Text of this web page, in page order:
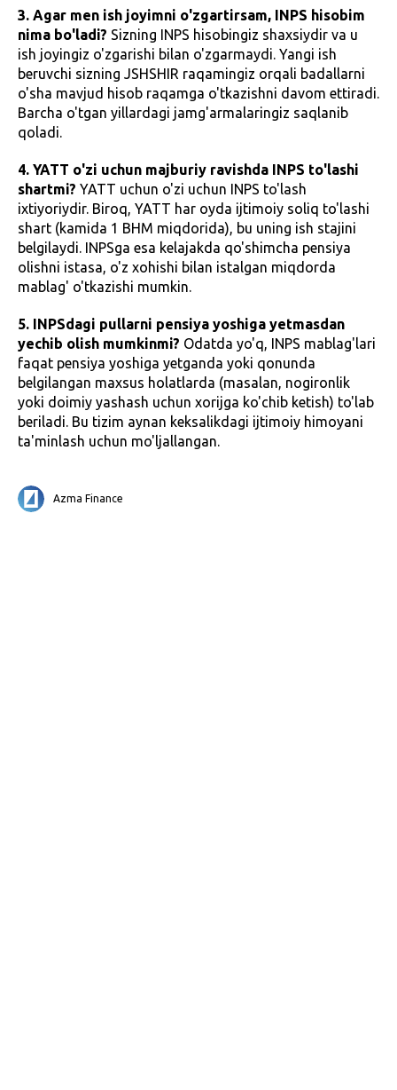
3. Agar men ish joyimni o'zgartirsam, INPS hisobim
nima bo'ladi? Sizning INPS hisobingiz shaxsiydir va u
ish joyingiz o'zgarishi bilan o'zgarmaydi. Yangi ish
beruvchi sizning JSHSHIR raqamingiz orqali badallarni
o'sha mavjud hisob raqamga o'tkazishni davom ettiradi.
Barcha o'tgan yillardagi jamg'armalaringiz saqlanib
qoladi.
4. YATT o'zi uchun majburiy ravishda INPS to'lashi
shartmi? YATT uchun o'zi uchun INPS to'lash
ixtiyoriydir. Biroq, YATT har oyda ijtimoiy soliq to'lashi
shart (kamida 1 BHM miqdorida), bu uning ish stajini
belgilaydi. INPSga esa kelajakda qo'shimcha pensiya
olishni istasa, o'z xohishi bilan istalgan miqdorda
mablag' o'tkazishi mumkin.
5. INPSdagi pullarni pensiya yoshiga yetmasdan
yechib olish mumkinmi? Odatda yo'q, INPS mablag'lari
faqat pensiya yoshiga yetganda yoki qonunda
belgilangan maxsus holatlarda (masalan, nogironlik
yoki doimiy yashash uchun xorijga ko'chib ketish) to'lab
beriladi. Bu tizim aynan keksalikdagi ijtimoiy himoyani
ta'minlash uchun mo'ljallangan.
Azma Finance